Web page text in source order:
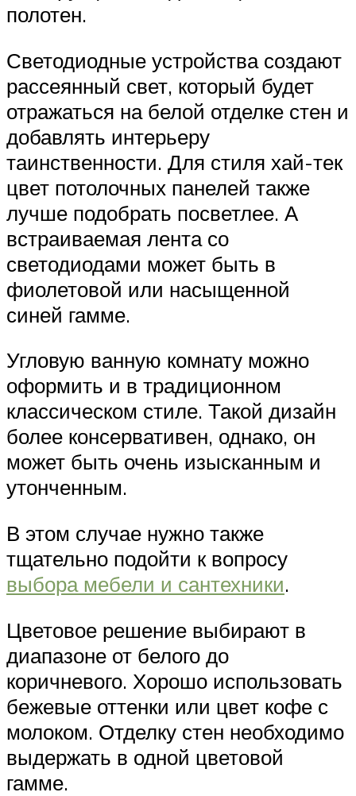
полотен.
Светодиодные устройства создают
рассеянный свет, который будет
отражаться на белой отделке стен и
добавлять интерьеру
таинственности. Для стиля хай-тек
цвет потолочных панелей также
лучше подобрать посветлее. А
встраиваемая лента со
светодиодами может быть в
фиолетовой или насыщенной
синей гамме.
Угловую ванную комнату можно
оформить и в традиционном
классическом стиле. Такой дизайн
более консервативен, однако, он
может быть очень изысканным и
утонченным.
В этом случае нужно также
тщательно подойти к вопросу
выбора мебели и сантехники.
Цветовое решение выбирают в
диапазоне от белого до
коричневого. Хорошо использовать
бежевые оттенки или цвет кофе с
молоком. Отделку стен необходимо
выдержать в одной цветовой
гамме.